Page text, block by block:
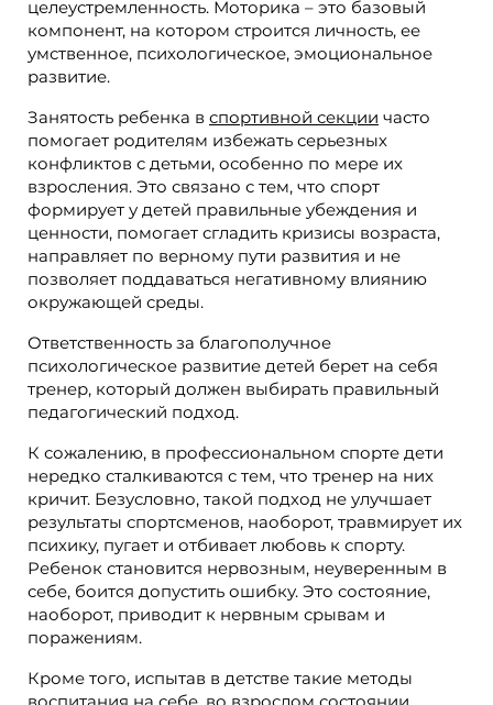
целеустремленность. Моторика – это базовый
компонент, на котором строится личность, ее
умственное, психологическое, эмоциональное
развитие.
Занятость ребенка в спортивной секции часто
помогает родителям избежать серьезных
конфликтов с детьми, особенно по мере их
взросления. Это связано с тем, что спорт
формирует у детей правильные убеждения и
ценности, помогает сгладить кризисы возраста,
направляет по верному пути развития и не
позволяет поддаваться негативному влиянию
окружающей среды.
Ответственность за благополучное
психологическое развитие детей берет на себя
тренер, который должен выбирать правильный
педагогический подход.
К сожалению, в профессиональном спорте дети
нередко сталкиваются с тем, что тренер на них
кричит. Безусловно, такой подход не улучшает
результаты спортсменов, наоборот, травмирует их
психику, пугает и отбивает любовь к спорту.
Ребенок становится нервозным, неуверенным в
себе, боится допустить ошибку. Это состояние,
наоборот, приводит к нервным срывам и
поражениям.
Кроме того, испытав в детстве такие методы